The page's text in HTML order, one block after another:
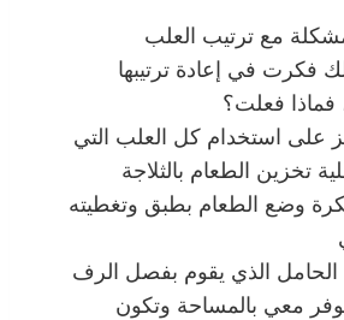
مع ترتيب العلب
فكرت في إعادة ترتيبها
فعلت؟
على استخدام كل العلب التي
تخزين الطعام بالثلاجة
وضع الطعام بطبق وتغطيته
الذي يقوم بفصل الرف
معي بالمساحة وتكون